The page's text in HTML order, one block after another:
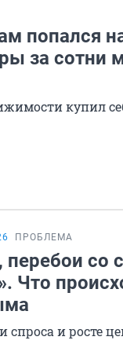
попался
за сотни
купил
ПРОБЛЕМА
перебои со
Что
и росте